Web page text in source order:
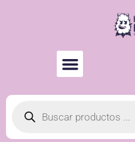
Búsqueda
productos